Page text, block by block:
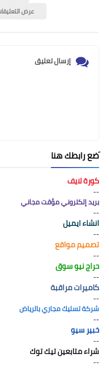
عرض
إرسال تعليق
َضع رابطك هنا
كورة لايف
--
بريد إلكتروني مؤقت مجاني
--
انشاء ايميل
--
تصميم مواقع
--
حراج نيو سوق
--
كاميرات مراقبة
--
شركة تسليك مجاري بالرياض
--
خبير سيو
--
شراء متابعين تيك توك
--